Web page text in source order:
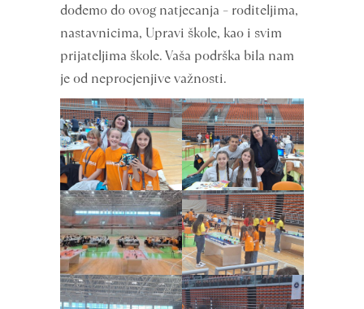
dođemo do ovog natjecanja – roditeljima,
nastavnicima, Upravi škole, kao i svim
prijateljima škole. Vaša podrška bila nam
je od neprocjenjive važnosti.